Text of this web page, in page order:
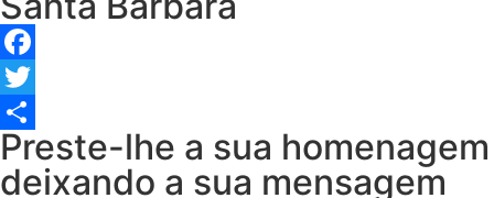
Facebook
Twitter
Share
Preste-lhe a sua homenagem
deixando a sua mensagem